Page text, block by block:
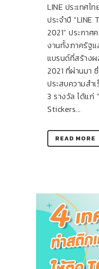
LINE ประเทศไ
ประจำปี
2021” ประกาศ
งานทั้งภาครัฐแ
แบรนด์ที่สร้าง
2021 ที่ผ่านมา
ประสบความสำ
3 รางวัล ได้แก่
Stickers...
READ MORE